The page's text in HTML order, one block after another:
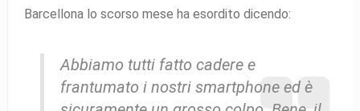
Barcellona lo scorso mese ha esordito dicendo:
Abbiamo tutti fatto cadere e
frantumato i nostri smartphone ed è